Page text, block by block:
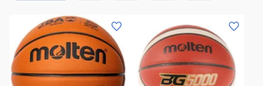
ズ)
バ
ス